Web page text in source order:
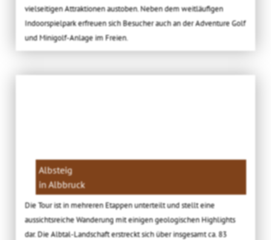
vielseitigen Attraktionen austoben. Neben dem weitläufigen
Indoorspielpark erfreuen sich Besucher auch an der Adventure Golf
und Minigolf-Anlage im Freien.
Albsteig
in Albbruck
Die Tour ist in mehreren Etappen unterteilt und stellt eine
aussichtsreiche Wanderung mit einigen geologischen Highlights
dar. Die Albtal-Landschaft erstreckt sich über insgesamt ca. 83